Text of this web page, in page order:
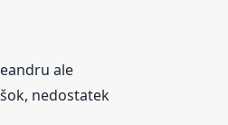
ale
nedostatek